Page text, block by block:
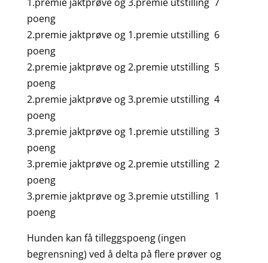
poeng
2.premie jaktprøve og 1.premie utstilling 6
poeng
2.premie jaktprøve og 2.premie utstilling 5
poeng
2.premie jaktprøve og 3.premie utstilling 4
poeng
3.premie jaktprøve og 1.premie utstilling 3
poeng
3.premie jaktprøve og 2.premie utstilling 2
poeng
3.premie jaktprøve og 3.premie utstilling 1
poeng
Hunden kan få tilleggspoeng (ingen
begrensning) ved å delta på flere prøver og